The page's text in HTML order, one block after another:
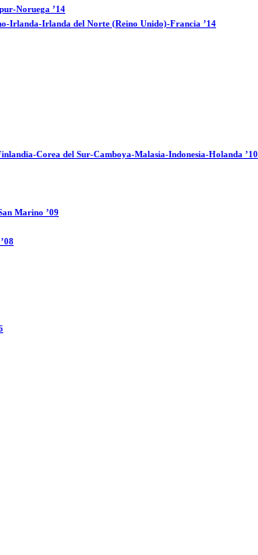
Noruega ’14
Irlanda-Irlanda del Norte (Reino Unido)-Francia ’14
Corea del Sur-Camboya-Malasia-Indonesia-Holanda ’10
Marino ’09